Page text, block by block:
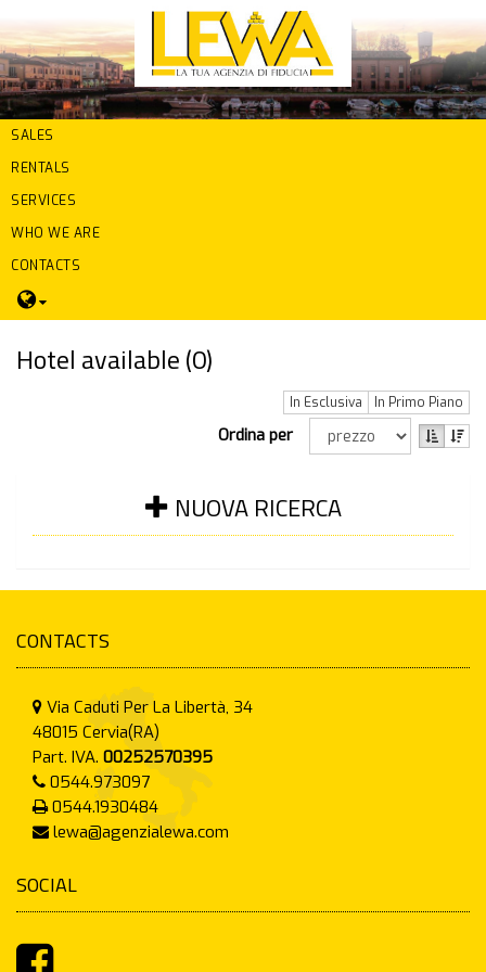
SALES
RENTALS
SERVICES
WHO WE ARE
CONTACTS
Hotel available (0)
In Esclusiva In Primo Piano
Ordina per
NUOVA RICERCA
CONTACTS
Via Caduti Per La Libertà, 34
48015 Cervia(RA)
Part. IVA. 00252570395
0544.973097
0544.1930484
lewa@agenzialewa.com
SOCIAL